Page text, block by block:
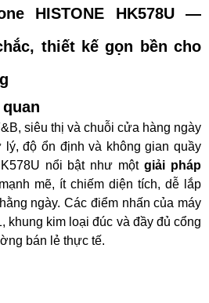
HISTONE HK578U —
thiết kế gọn bền cho
siêu thị và chuỗi cửa hàng ngày
độ ổn định và không gian quầy
nổi bật như mộtgiải pháp
mẽ, ít chiếm diện tích, dễ lắp
ngày. Các điểm nhấn của máy
khung kim loại đúc và đầy đủ cổng
bán lẻ thực tế.